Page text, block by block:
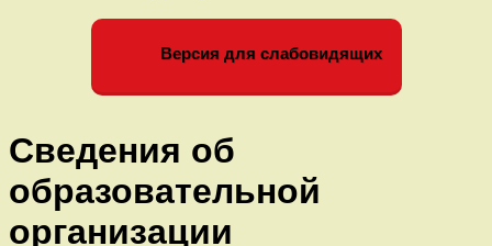
Версия для слабовидящих
Сведения об
образовательной
организации